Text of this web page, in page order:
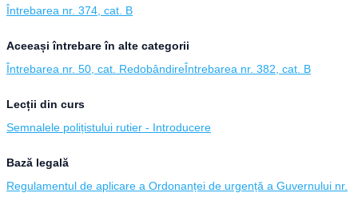
Întrebarea nr. 374, cat. B
Aceeași întrebare în alte categorii
Întrebarea nr. 50, cat. RedobândireÎntrebarea nr. 382, cat. B
Lecții din curs
Semnalele polițistului rutier - Introducere
Bază legală
Regulamentul de aplicare a Ordonanței de urgență a Guvernului nr.